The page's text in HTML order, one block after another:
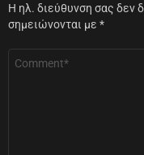
Η ηλ. διεύθυνση σας δεν
σημειώνονται με *
Σχόλιο